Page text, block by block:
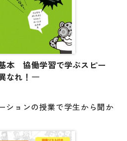
本 協働学習で学ぶスピー
なれ！―
ションの授業で学生から聞か
からない」という悩み。